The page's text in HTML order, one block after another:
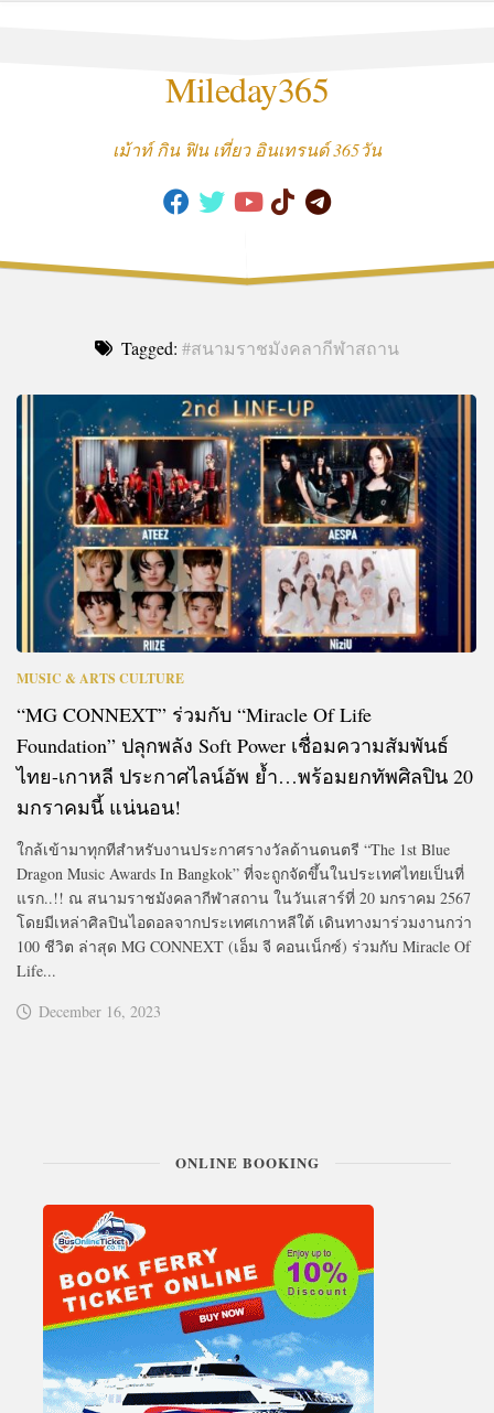
Mileday365
เม้าท์ กิน ฟิน เที่ยว อินเทรนด์ 365วัน
Tagged: #สนามราชมังคลากีฬาสถาน
MUSIC & ARTS CULTURE
“MG CONNEXT” ร่วมกับ “Miracle Of Life
Foundation” ปลุกพลัง Soft Power เชื่อมความสัมพันธ์
ไทย-เกาหลี ประกาศไลน์อัพ ย้ำ…พร้อมยกทัพศิลปิน 20
มกราคมนี้ แน่นอน!
ใกล้เข้ามาทุกทีสำหรับงานประกาศรางวัลด้านดนตรี “The 1st Blue
Dragon Music Awards In Bangkok” ที่จะถูกจัดขึ้นในประเทศไทยเป็นที่
แรก..!! ณ สนามราชมังคลากีฬาสถาน ในวันเสาร์ที่ 20 มกราคม 2567
โดยมีเหล่าศิลปินไอดอลจากประเทศเกาหลีใต้ เดินทางมาร่วมงานกว่า
100 ชีวิต ล่าสุด MG CONNEXT (เอ็ม จี คอนเน็กซ์) ร่วมกับ Miracle Of
Life...
December 16, 2023
ONLINE BOOKING